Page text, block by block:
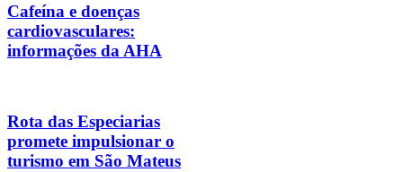
Cafeína e doenças
cardiovasculares:
informações da AHA
Rota das Especiarias
promete impulsionar o
turismo em São Mateus